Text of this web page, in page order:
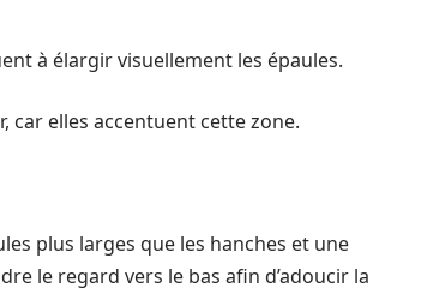
à élargir visuellement les épaules.
car elles accentuent cette zone.
plus larges que les hanches et une
le regard vers le bas afin d’adoucir la